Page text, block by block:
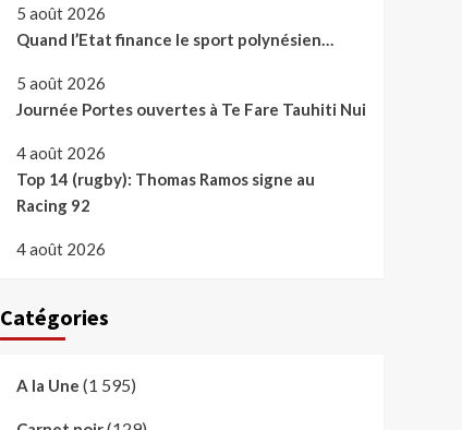
5 août 2026
Quand l’Etat finance le sport polynésien…
5 août 2026
Journée Portes ouvertes à Te Fare Tauhiti Nui
4 août 2026
Top 14 (rugby): Thomas Ramos signe au
Racing 92
4 août 2026
Catégories
A la Une (1 595)